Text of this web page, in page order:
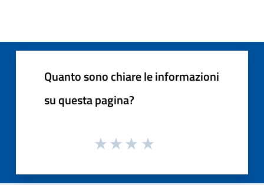
Quanto sono chiare le informazioni
su questa pagina?